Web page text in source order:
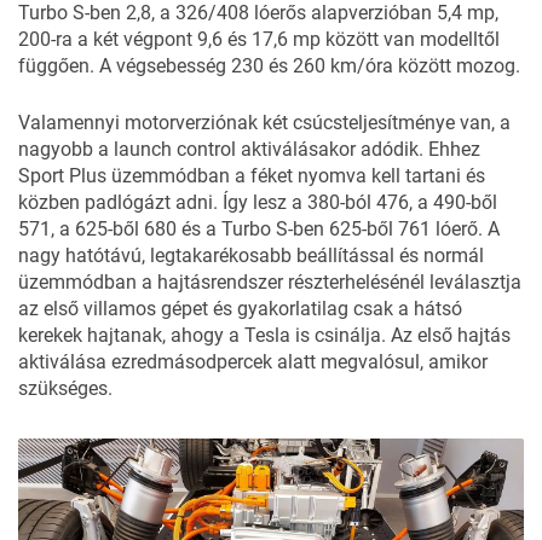
Turbo S-ben 2,8, a 326/408 lóerős alapverzióban 5,4 mp,
200-ra a két végpont 9,6 és 17,6 mp között van modelltől
függően. A végsebesség 230 és 260 km/óra között mozog.
Valamennyi motorverziónak két csúcsteljesítménye van, a
nagyobb a launch control aktiválásakor adódik. Ehhez
Sport Plus üzemmódban a féket nyomva kell tartani és
közben padlógázt adni. Így lesz a 380-ból 476, a 490-ből
571, a 625-ből 680 és a Turbo S-ben 625-ből 761 lóerő. A
nagy hatótávú, legtakarékosabb beállítással és normál
üzemmódban a hajtásrendszer részterhelésénél leválasztja
az első villamos gépet és gyakorlatilag csak a hátsó
kerekek hajtanak, ahogy a Tesla is csinálja. Az első hajtás
aktiválása ezredmásodpercek alatt megvalósul, amikor
szükséges.